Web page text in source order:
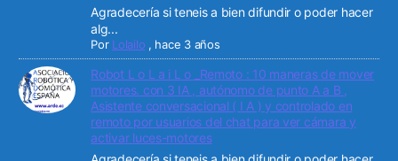
Agradecería si teneis a bien difundir o poder hacer
alg...
Por Lolailo , hace 3 años
Robot L o L a i L o _Remoto : 10 maneras de mover
motores. con 3 IA , autónomo de punto A a B ,
Asistente conversacional ( I A ) y controlado en
remoto por usuarios del chat para ver cámara y
activar luces-motores